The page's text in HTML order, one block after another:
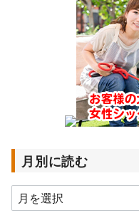
月別に読む
月
別